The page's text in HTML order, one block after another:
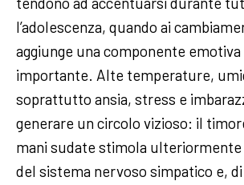
l’adolescenza, quando ai
aggiunge una componente
importante. Alte temperature,
soprattutto ansia, stress e
generare un circolo vizioso: il
mani sudate stimola ulteriormente
del sistema nervoso simpatico e,